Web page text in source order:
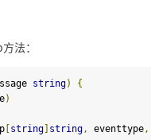
法：
string)
{
)
[string] string, eventtype,